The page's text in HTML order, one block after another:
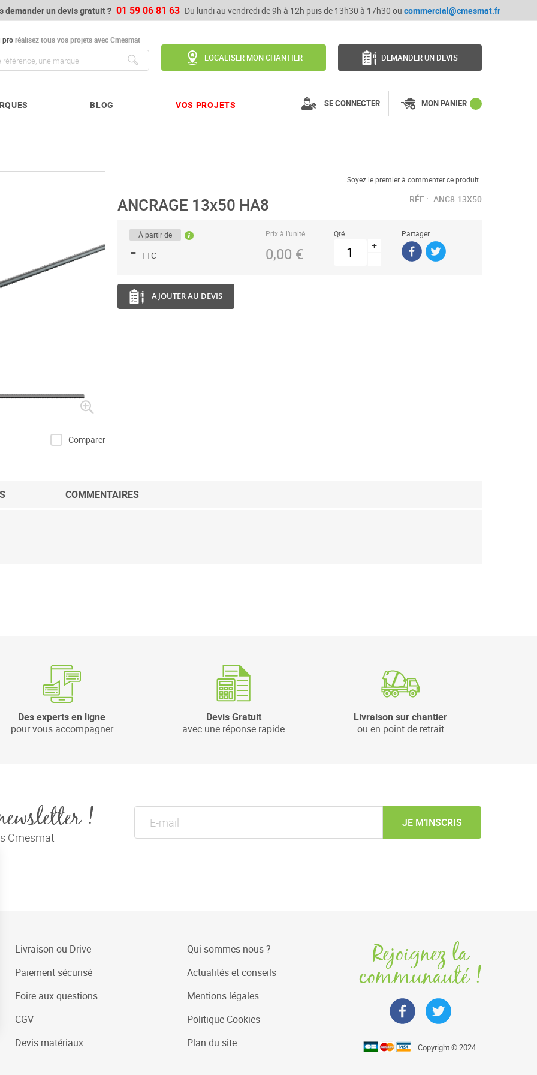
demander un devis gratuit ? 01 59 06 81 63 Du lundi au vendredi de 9h à 12h puis de 13h30 à 17h30 ou commercial@cmesmat.fr
proréalisez tous vos projets avec Cmesmat
LOCALISER MON CHANTIER DEMANDER UN DEVIS
BLOG VOS PROJETS SE CONNECTER MON PANIER
Comparer
Soyez le premier à commenter ce produit
ANCRAGE 13x50 HA8 RÉF : ANC8.13X50
À partir de
- TTC
Prix à l’unité
0,00 €
Qté
+
-
Partager
AJOUTER AU DEVIS
COMMENTAIRES
Des experts en ligne
pour vous accompagner
Devis Gratuit
avec une réponse rapide
Livraison sur chantier
ou en point de retrait
!
Cmesmat
JE M’INSCRIS
Livraison ou Drive
Paiement sécurisé
Foire aux questions
CGV
Devis matériaux
Qui sommes-nous ?
Actualités et conseils
Mentions légales
Politique Cookies
Plan du site
Rejoignez la
communauté !
Copyright © 2024.